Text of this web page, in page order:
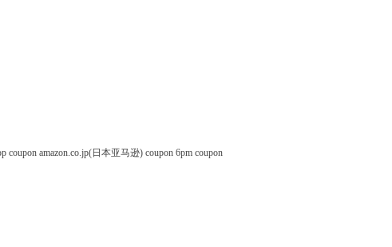
coupon amazon.co.jp(日本亚马逊) coupon 6pm coupon